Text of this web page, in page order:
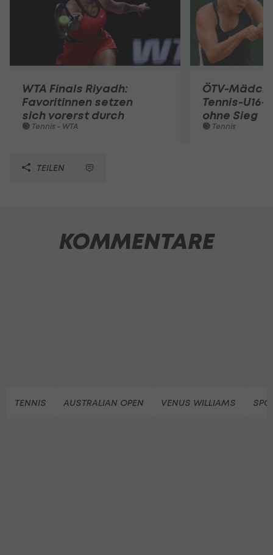
WTA Finals Riyadh:
Favoritinnen setzen
sich vorerst durch
Tennis - WTA
ÖTV-
Tennis-U16-
ohne Sieg
Tennis
TEILEN
KOMMENTARE
TENNIS AUSTRALIAN OPEN VENUS WILLIAMS